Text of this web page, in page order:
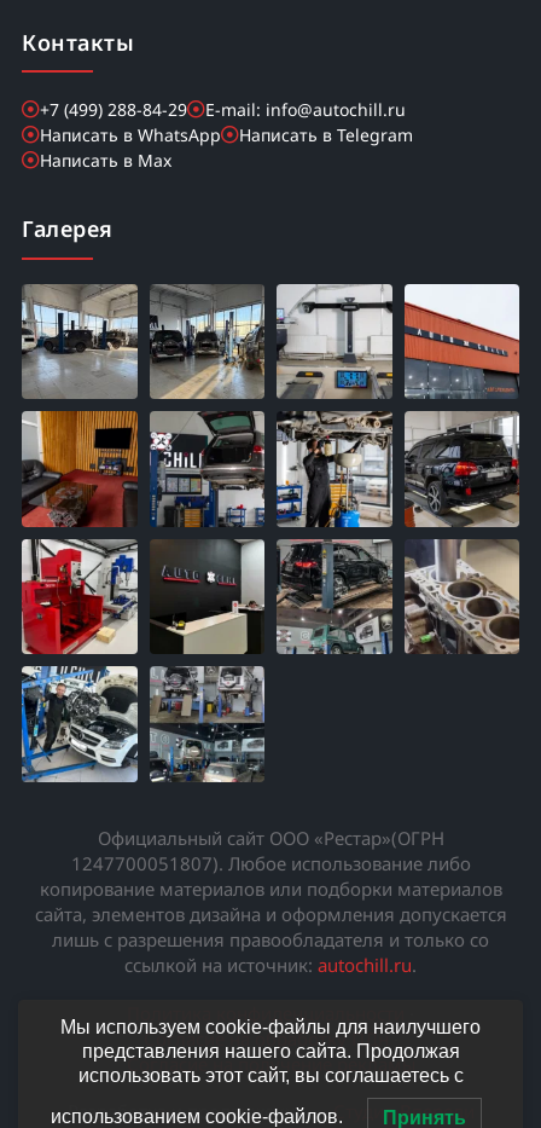
Замена насоса гидроусилителя
Галерея
Контакты
+7 (499) 288-84-29
E-mail: info@autochill.ru
Написать в WhatsApp
Написать в Telegram
Написать в Max
Официальный сайт ООО «Рестар»(ОГРН
1247700051807). Любое использование либо
копирование материалов или подборки материалов
сайта, элементов дизайна и оформления допускается
лишь с разрешения правообладателя и только со
ссылкой на источник: autochill.ru.
Политика конфиденциальности
Согласие на обработку ПДн ·
Согласие на получение рекламы
Разработка и продвижение —Студия Впереди
Мы используем cookie-файлы для наилучшего
представления нашего сайта. Продолжая
использовать этот сайт, вы соглашаетесь с
использованием cookie-файлов. Принять